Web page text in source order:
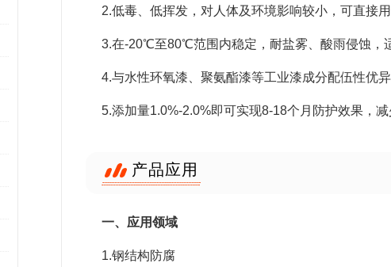
2.低毒、低挥发，对人体及环境影响较小，可直接
3.在-20℃至80℃范围内稳定，耐盐雾、酸雨侵蚀，
4.与水性环氧漆、聚氨酯漆等工业漆成分配伍性优
5.添加量1.0%-2.0%即可实现8-18个月防护效果，减
产品应用
一、应用领域
1.钢结构防腐